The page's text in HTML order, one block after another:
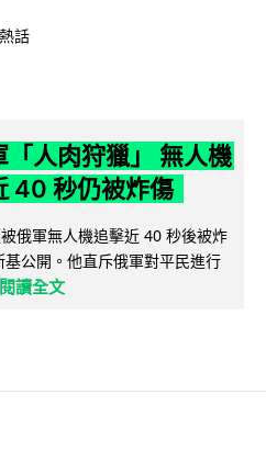
話
人肉狩獵」 無人機
40 秒仍被炸傷
俄軍無人機追擊近 40 秒後被炸
公開。他直斥俄軍對平民進行
閱讀全文